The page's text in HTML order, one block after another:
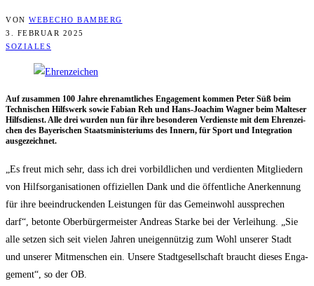
VON WEBECHO BAMBERG
3. FEBRUAR 2025
SOZIALES
Auf zusam­men 100 Jah­re ehren­amt­li­ches Enga­ge­ment kom­men Peter Süß beim
Tech­ni­schen Hilfs­werk sowie Fabi­an Reh und Hans-Joa­chim Wag­ner beim Mal­te­ser
Hilfs­dienst. Alle drei wur­den nun für ihre beson­de­ren Ver­diens­te mit dem Ehren­zei­
chen des Baye­ri­schen Staats­mi­nis­te­ri­ums des Innern, für Sport und Inte­gra­ti­on
ausgezeichnet.
„Es freut mich sehr, dass ich drei vor­bild­li­chen und ver­dien­ten Mit­glie­dern
von Hilfs­or­ga­ni­sa­tio­nen offi­zi­el­len Dank und die öffent­li­che Aner­ken­nung
für ihre beein­dru­cken­den Leis­tun­gen für das Gemein­wohl aus­spre­chen
darf“, beton­te Ober­bür­ger­meis­ter Andre­as Star­ke bei der Ver­lei­hung. „Sie
alle set­zen sich seit vie­len Jah­ren unei­gen­nüt­zig zum Wohl unse­rer Stadt
und unse­rer Mit­men­schen ein. Unse­re Stadt­ge­sell­schaft braucht die­ses Enga­
ge­ment“, so der OB.